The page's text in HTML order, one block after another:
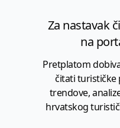
Za nastavak
na
Pretplatom
čitati turističke
trendove,
hrvatskog